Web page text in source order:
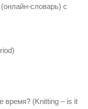
словарь) с
время? (Knitting – is it